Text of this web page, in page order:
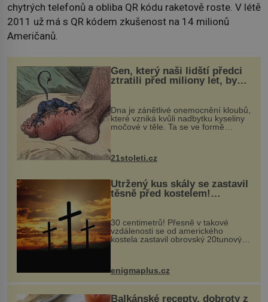
chytrých telefonů a obliba QR kódu raketově roste. V létě
2011 už má s QR kódem zkušenost na 14 milionů
Američanů.
Gen, který naši lidští předci
ztratili před miliony let, by
mohl pomoci s léčbou
„nemoci králů“
Dna je zánětlivé onemocnění kloubů,
které vzniká kvůli nadbytku kyseliny
močové v těle. Ta se ve formě
nohou, a způsobuje bole...
21stoleti.cz
Utržený kus skály se zastavil
těsně před kostelem!
Ochránila ho boží síla?
30 centimetrů! Přesně v takové
vzdálenosti se od amerického
kostela zastavil obrovský 20tunový
...
enigmaplus.cz
Balkánské recepty, dobroty z